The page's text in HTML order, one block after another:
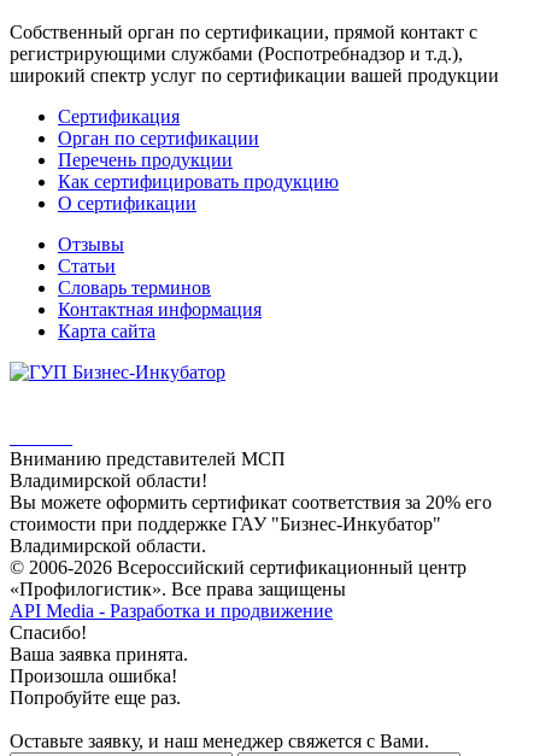
Собственный орган по сертификации, прямой контакт с
регистрирующими службами (Роспотребнадзор и т.д.),
широкий спектр услуг по сертификации вашей продукции
Сертификация
Орган по сертификации
Перечень продукции
Как сертифицировать продукцию
О сертификации
Отзывы
Статьи
Словарь терминов
Контактная информация
Карта сайта
Вниманию представителей МСП
Владимирской области!
Вы можете оформить сертификат соответствия за 20% его
стоимости при поддержке ГАУ "Бизнес-Инкубатор"
Владимирской области.
© 2006-2026 Всероссийский сертификационный центр
«Профилогистик». Все права защищены
API Media - Разработка и продвижение
Спасибо!
Ваша заявка принята.
Произошла ошибка!
Попробуйте еще раз.
Оставьте заявку, и наш менеджер свяжется с Вами.